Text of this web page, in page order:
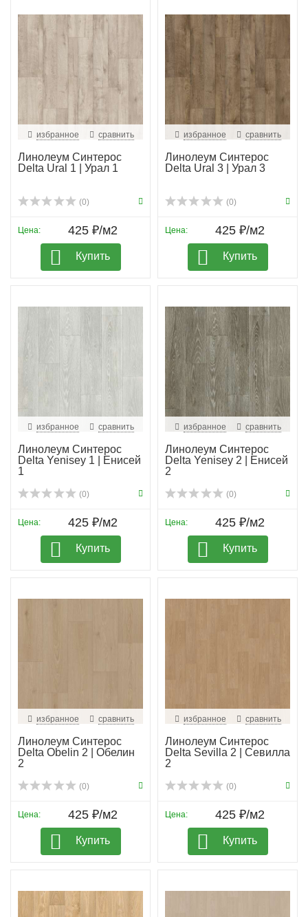
избранное сравнить
Линолеум Синтерос
Delta Ural 1 | Урал 1
(0)
Цена: 425 ₽/м2
Купить
избранное сравнить
Линолеум Синтерос
Delta Ural 3 | Урал 3
(0)
Цена: 425 ₽/м2
Купить
избранное сравнить
Линолеум Синтерос
Delta Yenisey 1 | Енисей
1
(0)
Цена: 425 ₽/м2
Купить
избранное сравнить
Линолеум Синтерос
Delta Yenisey 2 | Енисей
2
(0)
Цена: 425 ₽/м2
Купить
избранное сравнить
Линолеум Синтерос
Delta Obelin 2 | Обелин
2
(0)
Цена: 425 ₽/м2
Купить
избранное сравнить
Линолеум Синтерос
Delta Sevilla 2 | Севилла
2
(0)
Цена: 425 ₽/м2
Купить